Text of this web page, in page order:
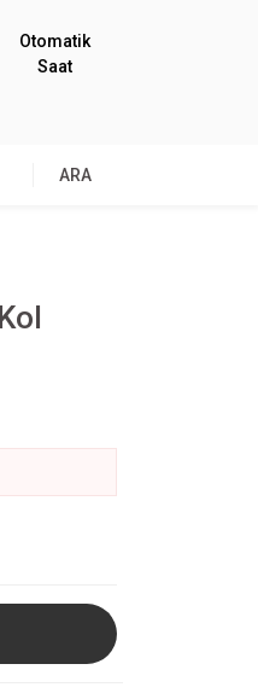
Otomatik
Saat
ARA